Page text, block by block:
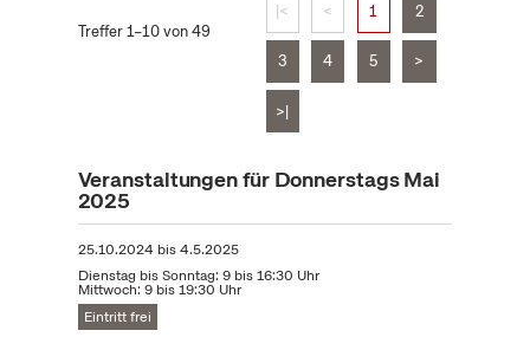
Treffer 1–10 von 49
|< < 1 2
3 4 5 >
>|
Veranstaltungen für Donnerstags Mai
2025
25.10.2024 bis4.5.2025
Dienstag bis Sonntag: 9 bis 16:30 Uhr
Mittwoch: 9 bis 19:30 Uhr
Eintritt frei